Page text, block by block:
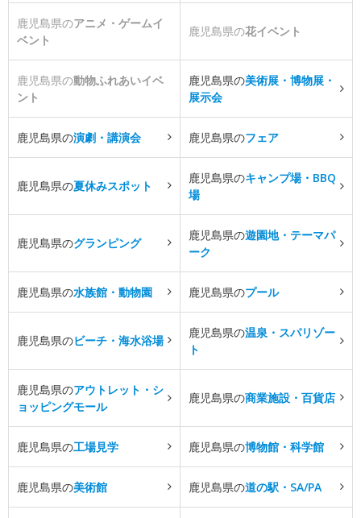
鹿児島県のアニメ・ゲームイ
ベント
鹿児島県の花イベント
鹿児島県の動物ふれあいイベ
ント
鹿児島県の美術展・博物展・
展示会
鹿児島県の演劇・講演会 鹿児島県のフェア
鹿児島県の夏休みスポット
鹿児島県のキャンプ場・BBQ
場
鹿児島県のグランピング
鹿児島県の遊園地・テーマパ
ーク
鹿児島県の水族館・動物園 鹿児島県のプール
鹿児島県のビーチ・海水浴場
鹿児島県の温泉・スパリゾー
ト
鹿児島県のアウトレット・シ
ョッピングモール
鹿児島県の商業施設・百貨店
鹿児島県の工場見学 鹿児島県の博物館・科学館
鹿児島県の美術館 鹿児島県の道の駅・SA/PA